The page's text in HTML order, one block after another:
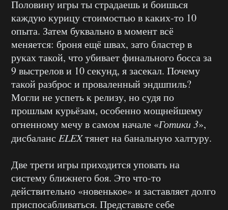
Половину игры ты страдаешь и боишься
каждую курицу стоимостью в каких-то 10
опыта. Затем буквально в момент всё
меняется: броня ещё швах, зато бластер в
руках такой, что убивает финального босса за
9 выстрелов и 10 секунд, я засекал. Почему
такой разброс и проваленный эндшпиль?
Могли не успеть к релизу, но судя по
прошлым курьёзам, особенно мощнейшему
огненному мечу в самом начале «Готики 3»,
дисбаланс ELEXтянет на банальную халтуру.
Две трети игры приходится уповать на
систему ближнего боя. Это что-то
действительно «новенькое» и заставляет долго
приспосабливаться. Представьте себе